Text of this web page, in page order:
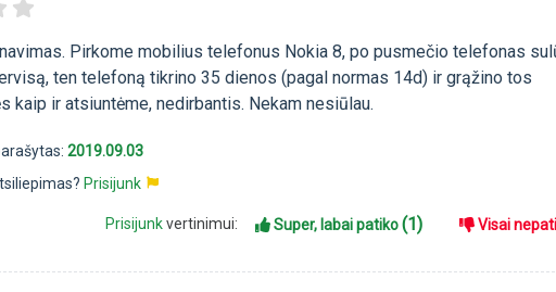
Pirkome mobilius telefonus Nokia 8, po pusmečio telefonas
ten telefoną tikrino 35 dienos (pagal normas 14d) ir grąžino tos
kaip ir atsiuntėme, nedirbantis. Nekam nesiūlau.
2019.09.03
Prisijunk
Prisijunkvertinimui: Super, labai patiko(1) Visai